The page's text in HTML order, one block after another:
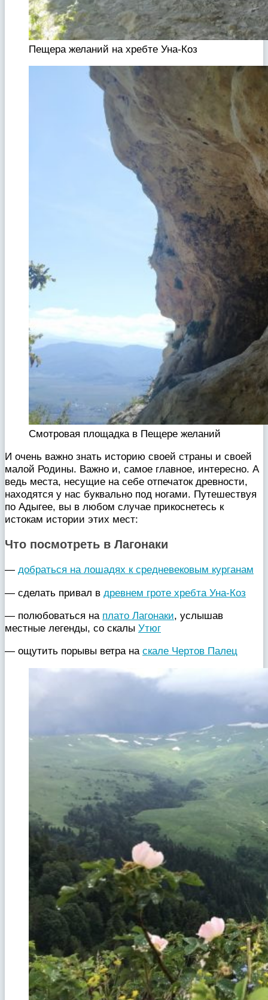
Пещера желаний на хребте Уна-Коз
Смотровая площадка в Пещере желаний
И очень важно знать историю своей страны и своей
малой Родины. Важно и, самое главное, интересно. А
ведь места, несущие на себе отпечаток древности,
находятся у нас буквально под ногами. Путешествуя
по Адыгее, вы в любом случае прикоснетесь к
истокам истории этих мест:
Что посмотреть в Лагонаки
— добраться на лошадях к средневековым курганам
— сделать привал в древнем гроте хребта Уна-Коз
— полюбоваться на плато Лагонаки, услышав
местные легенды, со скалы Утюг
— ощутить порывы ветра на скале Чертов Палец